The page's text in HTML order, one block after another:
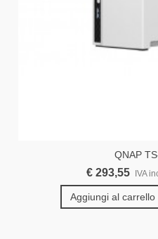
QNAP
€ 293,55 IVA
Aggiungi al carrello